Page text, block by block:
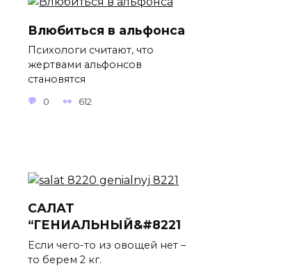
Влюбиться в альфонса
Психологи считают, что
жертвами альфонсов
становятся
0 612
САЛАТ
“ГЕНИАЛЬНЫЙ&#8221
Если чего-то из овощей нет –
то берем 2 кг.